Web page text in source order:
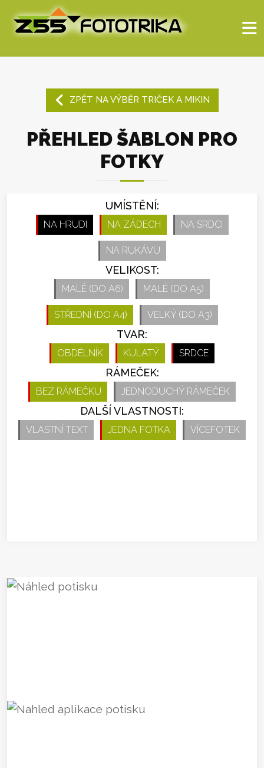
ZPĚT NA VÝBĚR TRIČEK A MIKIN
PŘEHLED ŠABLON PRO
FOTKY
UMÍSTĚNÍ:
NA HRUDI NA ZÁDECH NA SRDCI
NA RUKÁVU
VELIKOST:
MALÉ (DO A6) MALÉ (DO A5)
STŘEDNÍ (DO A4) VELKÝ (DO A3)
TVAR:
OBDÉLNÍK KULATÝ SRDCE
RÁMEČEK:
BEZ RÁMEČKU JEDNODUCHÝ RÁMEČEK
DALŠÍ VLASTNOSTI:
VLASTNÍ TEXT JEDNA FOTKA VÍCEFOTEK